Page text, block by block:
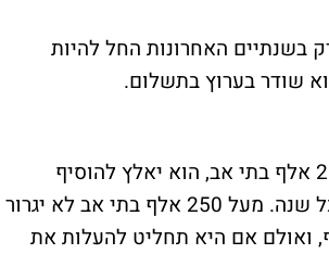
בשנתיים האחרונות החל להיות
שודר בערוץ בתשלום.
אחד הסעיפים בחוזה קובע כי אם הגוף המשדר יגיע לפחות מ-250 אלף בתי אב, הוא יאלץ להוסיף
אקסטרא-תשלום של 20%, כלומר כ-25 מיליון שקלים נוספים בכל שנה. מעל 250 אלף בתי אב לא יגרור
מספר לקוחות צ'רלטון עומד על קצת מעל 250 אלף, ואולם אם היא תחליט להעלות את